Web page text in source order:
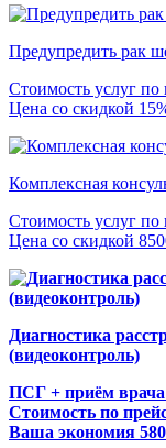
Предупредить рак
Стоимость услуг по
Цена со скидкой
Комплексная
Стоимость услуг по
Цена со скидкой
Диагностика
(видеоконтроль)
ПСГ + приём
Стоимость по
Ваша экономия